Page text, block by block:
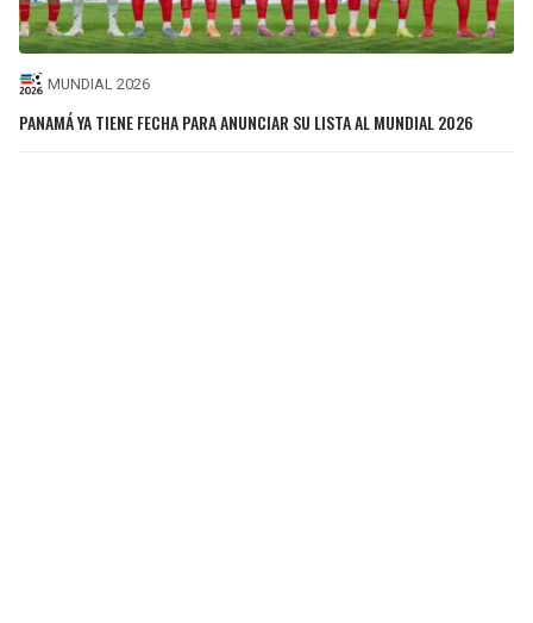
MUNDIAL 2026
PANAMÁ YA TIENE FECHA PARA ANUNCIAR SU LISTA AL MUNDIAL 2026